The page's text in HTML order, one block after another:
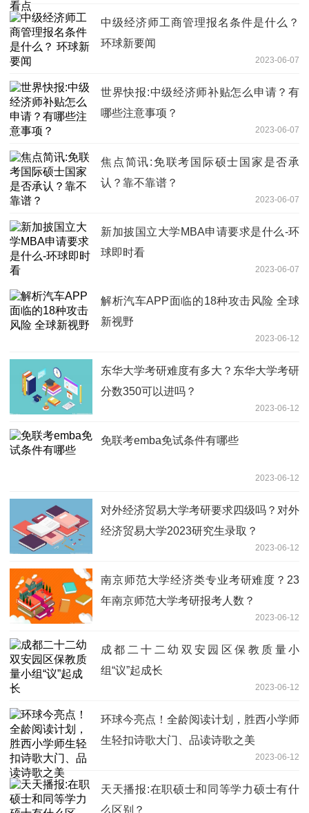
中级经济师工商管理报名条件是什么？
环球新要闻
2023-06-07
世界快报:中级经济师补贴怎么申请？有
哪些注意事项？
2023-06-07
焦点简讯:免联考国际硕士国家是否承
认？靠不靠谱？
2023-06-07
新加披国立大学MBA申请要求是什么-环
球即时看
2023-06-07
解析汽车APP面临的18种攻击风险 全球
新视野
2023-06-12
东华大学考研难度有多大？东华大学考研
分数350可以进吗？
2023-06-12
免联考emba免试条件有哪些
2023-06-12
对外经济贸易大学考研要求四级吗？对外
经济贸易大学2023研究生录取？
2023-06-12
南京师范大学经济类专业考研难度？23
年南京师范大学考研报考人数？
2023-06-12
成都二十二幼双安园区保教质量小
组“议”起成长
2023-06-12
环球今亮点！全龄阅读计划，胜西小学师
生轻扣诗歌大门、品读诗歌之美
2023-06-12
天天播报:在职硕士和同等学力硕士有什
么区别？